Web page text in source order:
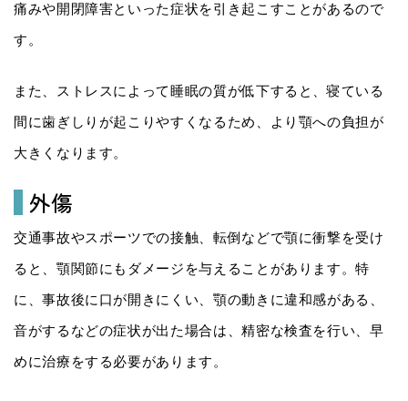
痛みや開閉障害といった症状を引き起こすことがあるので
す。
また、ストレスによって睡眠の質が低下すると、寝ている
間に歯ぎしりが起こりやすくなるため、より顎への負担が
大きくなります。
外傷
交通事故やスポーツでの接触、転倒などで顎に衝撃を受け
ると、顎関節にもダメージを与えることがあります。特
に、事故後に口が開きにくい、顎の動きに違和感がある、
音がするなどの症状が出た場合は、精密な検査を行い、早
めに治療をする必要があります。